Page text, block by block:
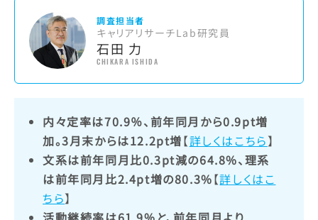
調査担当者
キャリアリサーチLab研究員
石田 力
CHIKARA ISHIDA
内々定率は70.9％、前年同月から0.9pt増
加。3月末からは12.2pt増【詳しくはこちら】
文系は前年同月比0.3pt減の64.8%、理系
は前年同月比2.4pt増の80.3%【詳しくはこ
ちら】